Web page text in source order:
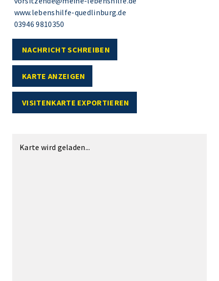
www.lebenshilfe-quedlinburg.de
03946 9810350
NACHRICHT SCHREIBEN
KARTE ANZEIGEN
VISITENKARTE EXPORTIEREN
Karte wird geladen...